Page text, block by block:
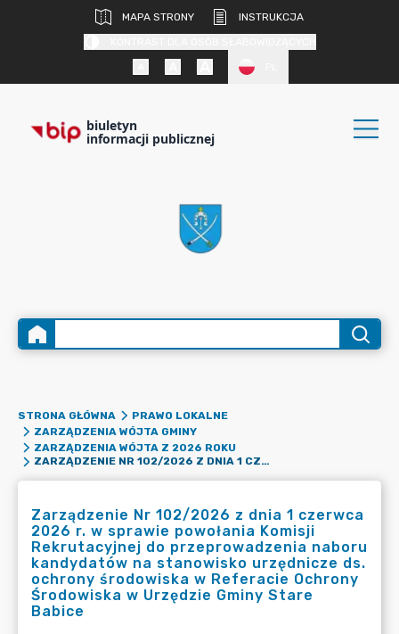
MAPA STRONY
INSTRUKCJA
biuletyn
informacji publicznej
STRONA GŁÓWNA
PRAWO LOKALNE
ZARZĄDZENIA WÓJTA GMINY
ZARZĄDZENIA WÓJTA Z 2026 ROKU
ZARZĄDZENIE NR 102/2026 Z DNIA 1 CZERWCA 2026 R. W SPRAWIE POWOŁANIA KOMISJI REKRUTACYJNEJ DO PRZEPROWADZENIA NABORU KANDYDATÓW NA STANOWISKO URZĘDNICZE DS. OCHRONY ŚRODOWISKA W REFERACIE OCHRONY ŚRODOWISKA W URZĘDZIE GMINY STARE BABICE
Zarządzenie Nr 102/2026 z dnia 1 czerwca
2026 r. w sprawie powołania Komisji
Rekrutacyjnej do przeprowadzenia naboru
kandydatów na stanowisko urzędnicze ds.
ochrony środowiska w Referacie Ochrony
Środowiska w Urzędzie Gminy Stare
Babice